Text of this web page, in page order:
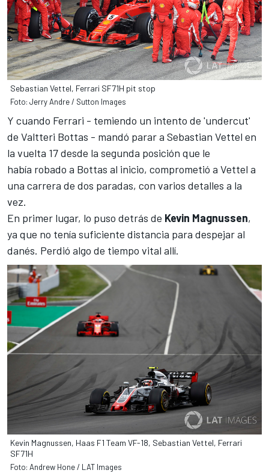
Sebastian Vettel, Ferrari SF71H pit stop
Foto: Jerry Andre / Sutton Images
Y cuando Ferrari - temiendo un intento de 'undercut'
de Valtteri Bottas - mandó parar a Sebastian Vettel en
la vuelta 17 desde la segunda posición que le
había robado a Bottas al inicio, comprometió a Vettel a
una carrera de dos paradas, con varios detalles a la
vez.
En primer lugar, lo puso detrás de Kevin Magnussen,
ya que no tenía suficiente distancia para despejar al
danés. Perdió algo de tiempo vital allí.
Kevin Magnussen, Haas F1 Team VF-18, Sebastian Vettel, Ferrari
SF71H
Foto: Andrew Hone / LAT Images